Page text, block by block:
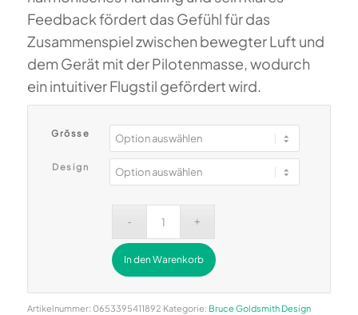
Feedback fördert das Gefühl für das
Zusammenspiel zwischen bewegter Luft und
dem Gerät mit der Pilotenmasse, wodurch
ein intuitiver Flugstil gefördert wird.
Grösse
Design
In den Warenkorb
Artikelnummer: 0653395411892 Kategorie: Bruce Goldsmith Design